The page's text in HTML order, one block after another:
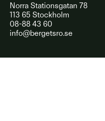
Norra Stationsgatan 78
113 65 Stockholm
08-88 43 60
info@bergetsro.se